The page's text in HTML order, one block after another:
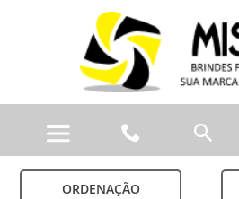
ORDENAÇÃO